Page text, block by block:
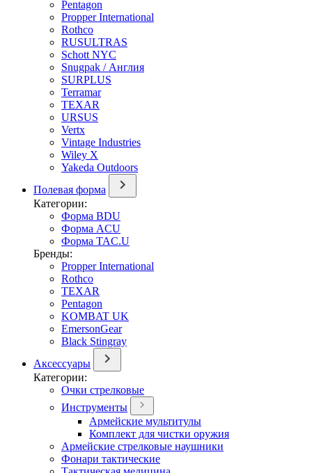
Pentagon
Propper International
Rothco
RUSULTRAS
Schott NYC
Snugpak / Англия
SURPLUS
Terramar
TEXAR
URSUS
Vertx
Vintage Industries
Wiley X
Yakeda Outdoors
Полевая форма
Категории:
Форма BDU
Форма ACU
Форма TAC.U
Бренды:
Propper International
Rothco
TEXAR
Pentagon
KOMBAT UK
EmersonGear
Black Stingray
Аксессуары
Категории:
Очки стрелковые
Инструменты
Армейские мультитулы
Комплект для чистки оружия
Армейские стрелковые наушники
Фонари тактические